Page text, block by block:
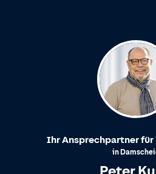
Ihr Ansprechpartner für
in